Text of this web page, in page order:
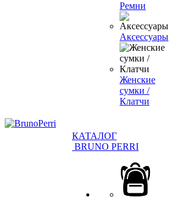
Ремни
Аксессуары
Женские
сумки /
Клатчи
КАТАЛОГ
BRUNO PERRI